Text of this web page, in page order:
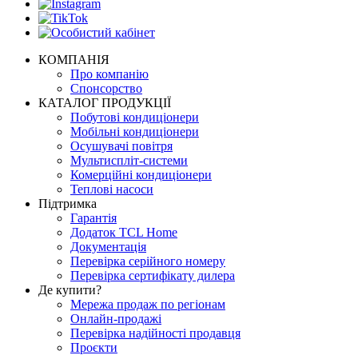
КОМПАНІЯ
Про компанію
Спонсорство
КАТАЛОГ ПРОДУКЦІЇ
Побутові кондиціонери
Мобільні кондиціонери
Осушувачі повітря
Мультиспліт-системи
Комерційні кондиціонери
Теплові насоси
Підтримка
Гарантія
Додаток TCL Home
Документація
Перевірка серійного номеру
Перевірка сертифікату дилера
Де купити?
Мережа продаж по регіонам
Онлайн-продажі
Перевірка надійності продавця
Проєкти